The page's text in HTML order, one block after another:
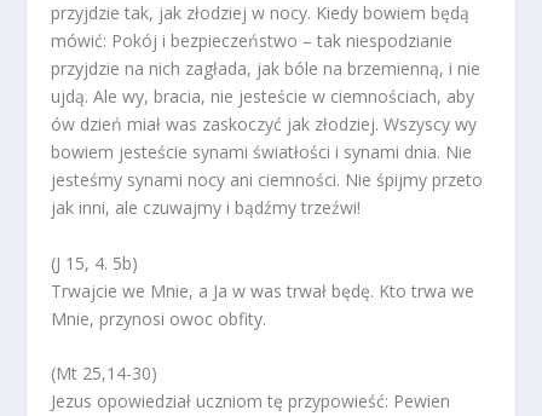
przyjdzie tak, jak złodziej w nocy. Kiedy bowiem będą
mówić: Pokój i bezpieczeństwo – tak niespodzianie
przyjdzie na nich zagłada, jak bóle na brzemienną, i nie
ujdą. Ale wy, bracia, nie jesteście w ciemnościach, aby
ów dzień miał was zaskoczyć jak złodziej. Wszyscy wy
bowiem jesteście synami światłości i synami dnia. Nie
jesteśmy synami nocy ani ciemności. Nie śpijmy przeto
jak inni, ale czuwajmy i bądźmy trzeźwi!
(J 15, 4. 5b)
Trwajcie we Mnie, a Ja w was trwał będę. Kto trwa we
Mnie, przynosi owoc obfity.
(Mt 25,14-30)
Jezus opowiedział uczniom tę przypowieść: Pewien